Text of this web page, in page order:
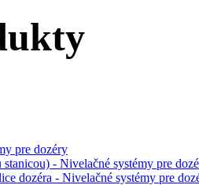
pre dozéry
- Nivelačné systémy pre
dozéra - Nivelačné systémy pre